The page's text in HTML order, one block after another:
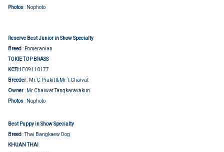
Photos: Nophoto
Reserve Best Junior in Show Specialty
Breed : Pomeranian
TOKIE TOP BRASS
KCTH E09110177
Breeder: Mr.C.Prakit & Mr.T.Chaivat
Owner: Mr.Chaiwat Tangkaravakun
Photos: Nophoto
Best Puppy in Show Specialty
Breed : Thai Bangkaew Dog
KHUAN THAI